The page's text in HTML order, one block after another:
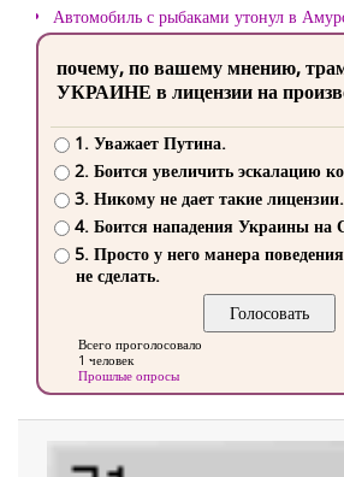
Автомобиль с рыбаками утонул в
почему, по вашему мнению,
УКРАИНЕ в лицензии на
1. Уважает Путина.
2. Боится увеличить эскалацию
3. Никому не дает такие лицензии.
4. Боится нападения Украины
5. Просто у него манера
не сделать.
Всего проголосовало
1 человек
Прошлые опросы